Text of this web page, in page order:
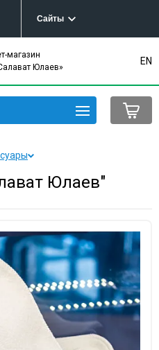
Сайты
магазин
Юлаев»
EN
Юлаев"